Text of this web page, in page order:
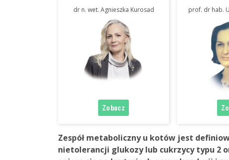
dr n. wet. Agnieszka Kurosad prof. dr hab.
Zespół metaboliczny u kotów jest
nietolerancji glukozy lub cukrzycy typu 2